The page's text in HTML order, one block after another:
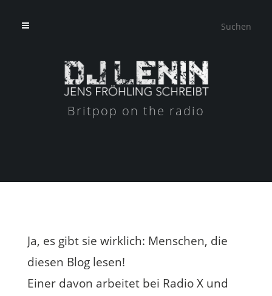
Britpop on the radio
Ja, es gibt sie wirklich: Menschen, die
diesen Blog lesen!
Einer davon arbeitet bei Radio X und